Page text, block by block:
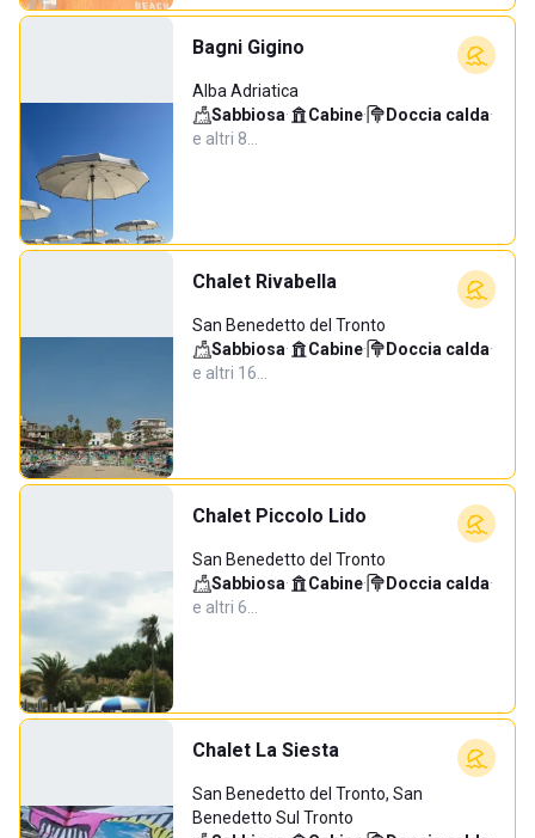
Bagni Gigino
Alba Adriatica
Sabbiosa· Cabine· Doccia calda·
e altri 8…
Chalet Rivabella
San Benedetto del Tronto
Sabbiosa· Cabine· Doccia calda·
e altri 16…
Chalet Piccolo Lido
San Benedetto del Tronto
Sabbiosa· Cabine· Doccia calda·
e altri 6…
Chalet La Siesta
San Benedetto del Tronto, San
Benedetto Sul Tronto